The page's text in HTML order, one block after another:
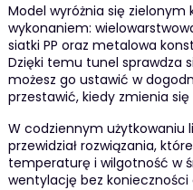
Model wyróżnia się
wykonaniem:
siatki PP oraz metalowa
Dzięki temu tunel sprawdza
możesz go ustawić w
przestawić, kiedy zmienia
W codziennym użytkowaniu
przewidział rozwiązania,
temperaturę i wilgotność w
wentylację bez konieczności